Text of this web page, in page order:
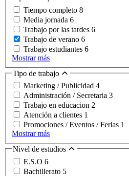
Tiempo completo 8
Media jornada 6
Trabajo por las tardes 6
Trabajo de verano 6
Trabajo estudiantes 6
Mostrar más
Tipo de trabajo
Marketing / Publicidad 4
Administración / Secretaria 3
Trabajo en educacion 2
Atención a clientes 1
Promociones / Eventos / Ferias 1
Mostrar más
Nivel de estudios
E.S.O 6
Bachillerato 5